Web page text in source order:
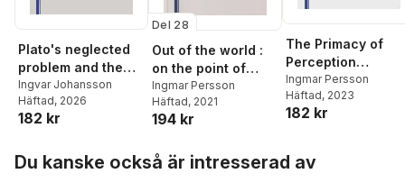
Plato's neglected
problem and the
property view of
numbers : back to
Euclid with some
Ingvar Johansson
Häftad, 2026
182 kr
Del 28
Out of the world :
on the point of
doing philosophy
Ingmar Persson
Häftad, 2021
194 kr
The Primacy of
Perception
Revisited
Ingmar Persson
Häftad, 2023
182 kr
Du kanske också är intresserad av